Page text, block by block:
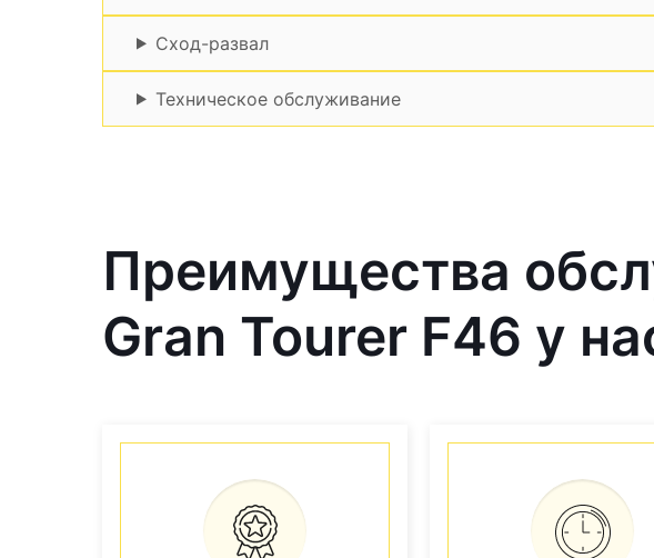
Сход-развал
Техническое обслуживание
Преимущества
Gran Tourer F46 у